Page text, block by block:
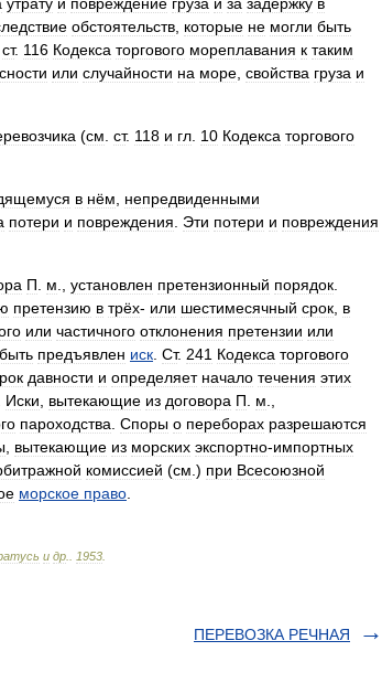
обстоятельств которые не могли быть
ст. 116 Кодекса торгового мореплавания к таким
или случайности на море свойства груза и
(см ст. 118 и гл 10 Кодекса торгового
в нём
непредвиденными
потери и повреждения Эти потери и повреждения
П м установлен претензионный порядок
претензию в трёх- или шестимесячный срок в
или частичного отклонения претензии или
быть предъявлен иск Ст. 241 Кодекса торгового
давности и определяет начало течения этих
Иски вытекающие из договора П м
пароходства Споры о переборах разрешаются
вытекающие из морских экспортно-импортных
комиссией (см .) при Всесоюзной
морское право
и др 1953
ПЕРЕВОЗКА РЕЧНАЯ